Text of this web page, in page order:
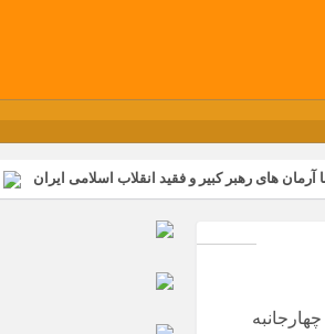
های رهبر کبیر و فقید انقلاب اسلامی ایران
مسابقات گل کوچک جهان شرکت کرد